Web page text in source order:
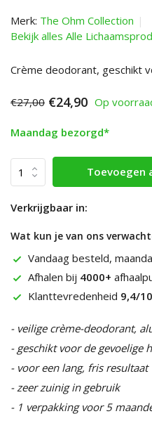
Merk: The Ohm Collection
Bekijk alles Alle
Crème deodorant, geschikt
€27,00 €24,90 Op
Maandag bezorgd*
Toevoegen
Verkrijgbaar in:
Wat kun je van ons
Vandaag besteld,
Afhalen bij 4000+
Klanttevredenheid 9,4/10
- veilige crème-deodorant,
- geschikt voor de gevoelige
- voor een lang, fris resultaat
- zeer zuinig in gebruik
- 1 verpakking voor 5